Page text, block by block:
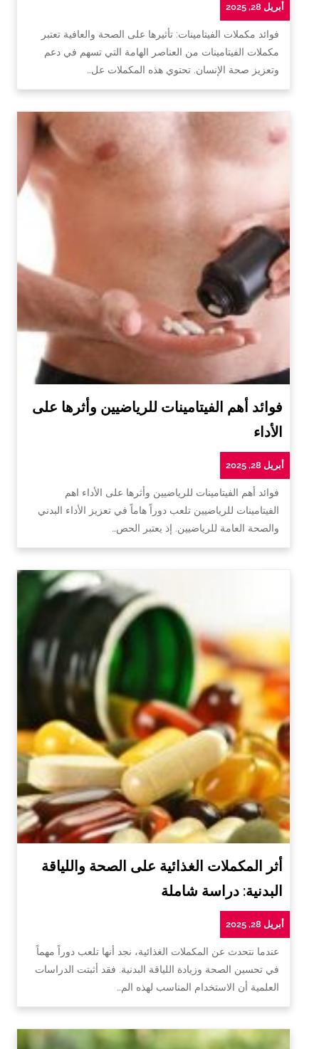
أبريل 28, 2025
فوائد مكملات الفيتامينات: تأثيرها على الصحة والعافية تعتبر
مكملات الفيتامينات من العناصر الهامة التي تسهم في دعم
وتعزيز صحة الإنسان. تحتوي هذه المكملات عل…
فوائد أهم الفيتامينات للرياضيين وأثرها على
الأداء
أبريل 28, 2025
فوائد أهم الفيتامينات للرياضيين وأثرها على الأداء اهم
الفيتامينات للرياضيين تلعب دوراً هاماً في تعزيز الأداء البدني
والصحة العامة للرياضيين. إذ يعتبر الحص…
أثر المكملات الغذائية على الصحة واللياقة
البدنية: دراسة شاملة
أبريل 28, 2025
عندما نتحدث عن المكملات الغذائية، نجد أنها تلعب دوراً مهماً
في تحسين الصحة وزيادة اللياقة البدنية. فقد أثبتت الدراسات
العلمية أن الاستخدام المناسب لهذه الم…